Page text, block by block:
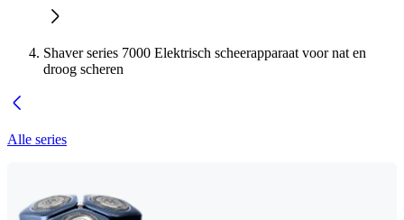
Shaver series 7000 Elektrisch scheerapparaat voor nat en
droog scheren
Alle series